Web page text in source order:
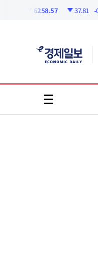
6258.57 37.81 -0.6%